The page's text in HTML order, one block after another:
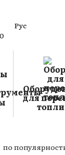
Рус
для
по